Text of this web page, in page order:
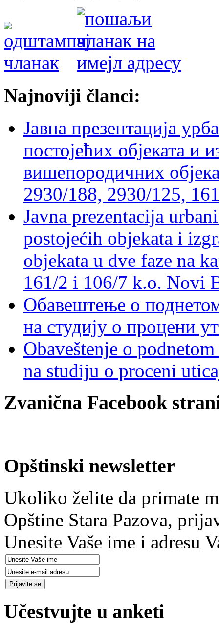
Najnoviji članci:
Јавна презентација
постојећих објеката и
вишепородичних
2930/188, 2930/125,
Javna prezentacija
postojećih objekata i
objekata u dve faze na
161/2 i 106/7 k.o. Novi
Обавештење о поднетом
на студију о процени
Obaveštenje o
na studiju o proceni
Zvanična Facebook
Opštinski newsletter
Ukoliko želite da primate
Opštine Stara Pazova,
Unesite Vaše ime i adresu
Učestvujte u anketi